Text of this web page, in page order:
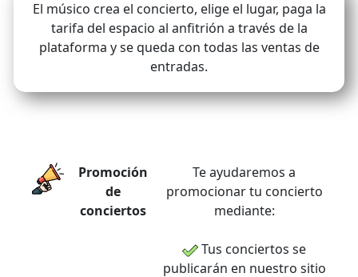
El músico crea el concierto, elige el lugar, paga la
tarifa del espacio al anfitrión a través de la
plataforma y se queda con todas las ventas de
entradas.
Promoción
de
conciertos
Te ayudaremos a
promocionar tu concierto
mediante:
Tus conciertos se
publicarán en nuestro sitio